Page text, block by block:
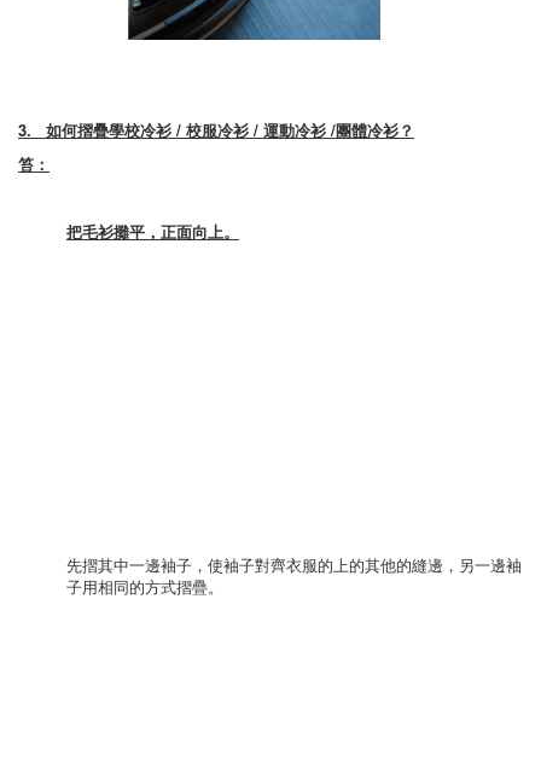
3. 如何摺疊學校冷衫 / 校服冷衫 / 運動冷衫 /團體冷衫？
笞：
把毛衫攤平，正面向上。
先摺其中一邊袖子，使袖子對齊衣服的上的其他的縫邊，另一邊袖
子用相同的方式摺疊。